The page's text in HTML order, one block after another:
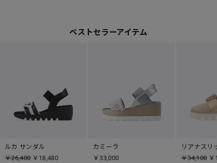
ベストセラーアイテム
ルカ サンダル
￥26,400 ￥18,480
カミーラ
￥33,000
リアナスリ
￥34,100